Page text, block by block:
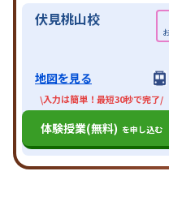
伏見桃山校
地図を見る
\入力は簡単！最短30秒で完了/
体験授業(無料) を申し込む